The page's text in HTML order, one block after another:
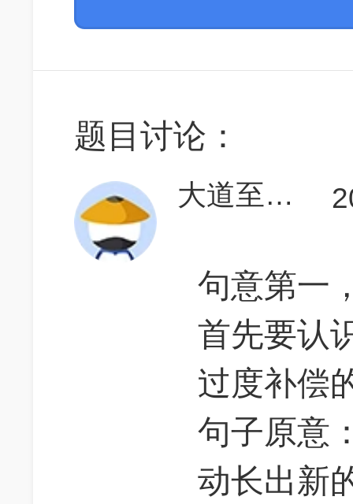
题目讨论：
大道至简知易行难
句意第一
首先要认
过度补偿
句子原意
动长出新